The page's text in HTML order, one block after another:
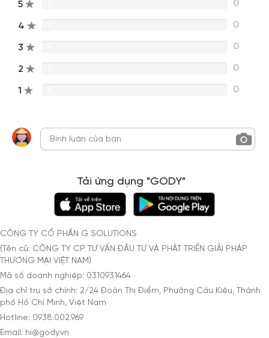
5 0
4 0
3 0
2 0
1 0
Tải ứng dụng "GODY"
CÔNG TY CỔ PHẦN G SOLUTIONS
(Tên cũ: CÔNG TY CP TƯ VẤN ĐẦU TƯ VÀ PHÁT TRIỂN GIẢI PHÁP
THƯƠNG MẠI VIỆT NAM)
Mã số doanh nghiệp: 0310931464
Địa chỉ trụ sở chính: 2/24 Đoàn Thị Điểm, Phường Cầu Kiệu, Thành
phố Hồ Chí Minh, Việt Nam
Hotline: 0938.002.969
Email: hi@gody.vn